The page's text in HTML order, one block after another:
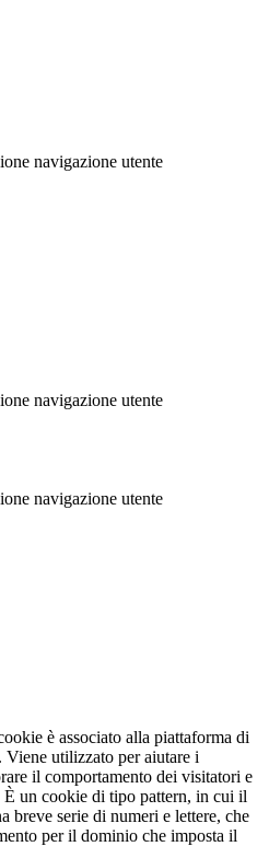
navigazione utente
navigazione utente
navigazione utente
è associato alla piattaforma di
utilizzato per aiutare i
il comportamento dei visitatori e
È un cookie di tipo pattern, in cui il
breve serie di numeri e lettere, che
per il dominio che imposta il